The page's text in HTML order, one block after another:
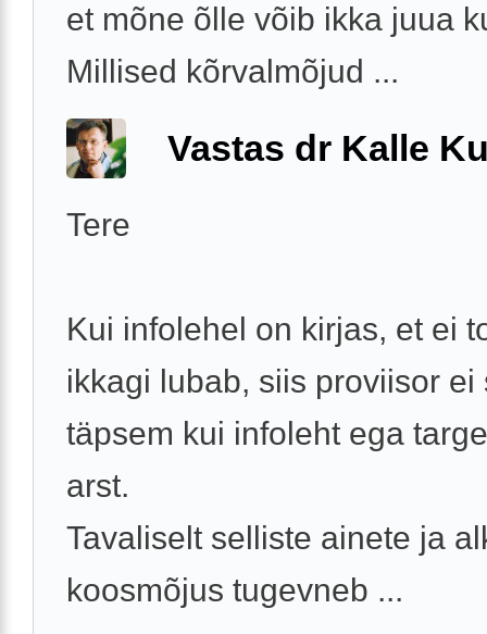
et mõne õlle võib ikka juua
Millised kõrvalmõjud ...
Vastas dr Kalle
Tere
Kui infolehel on kirjas, et ei
ikkagi lubab, siis proviisor ei
täpsem kui infoleht ega
arst.
Tavaliselt selliste ainete ja
koosmõjus tugevneb ...